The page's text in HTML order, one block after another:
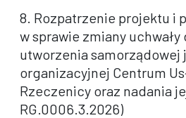
8. Rozpatrzenie projektu i
w sprawie zmiany
utworzenia samorządowej
organizacyjnej Centrum
Rzeczenicy oraz nadania
RG.0006.3.2026)